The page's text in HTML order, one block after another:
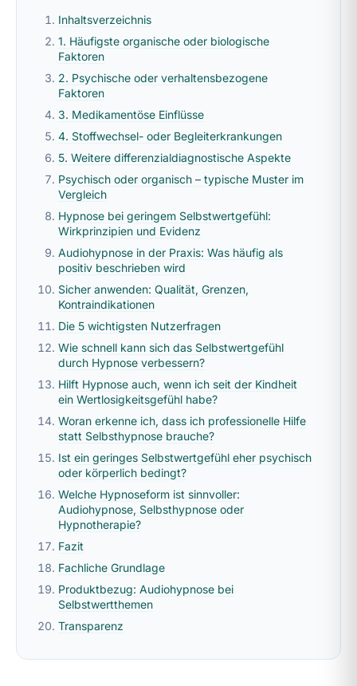
Inhaltsverzeichnis
1. Häufigste organische oder biologische
Faktoren
2. Psychische oder verhaltensbezogene
Faktoren
3. Medikamentöse Einflüsse
4. Stoffwechsel- oder Begleiterkrankungen
5. Weitere differenzialdiagnostische Aspekte
Psychisch oder organisch – typische Muster im
Vergleich
Hypnose bei geringem Selbstwertgefühl:
Wirkprinzipien und Evidenz
Audiohypnose in der Praxis: Was häufig als
positiv beschrieben wird
Sicher anwenden: Qualität, Grenzen,
Kontraindikationen
Die 5 wichtigsten Nutzerfragen
Wie schnell kann sich das Selbstwertgefühl
durch Hypnose verbessern?
Hilft Hypnose auch, wenn ich seit der Kindheit
ein Wertlosigkeitsgefühl habe?
Woran erkenne ich, dass ich professionelle Hilfe
statt Selbsthypnose brauche?
Ist ein geringes Selbstwertgefühl eher psychisch
oder körperlich bedingt?
Welche Hypnoseform ist sinnvoller:
Audiohypnose, Selbsthypnose oder
Hypnotherapie?
Fazit
Fachliche Grundlage
Produktbezug: Audiohypnose bei
Selbstwertthemen
Transparenz